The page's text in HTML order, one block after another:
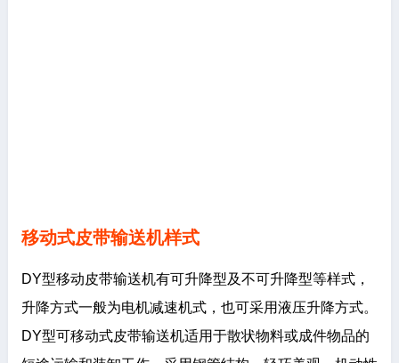
移动式皮带输送机样式
DY型移动皮带输送机有可升降型及不可升降型等样式，
升降方式一般为电机减速机式，也可采用液压升降方式。
DY型可移动式皮带输送机适用于散状物料或成件物品的